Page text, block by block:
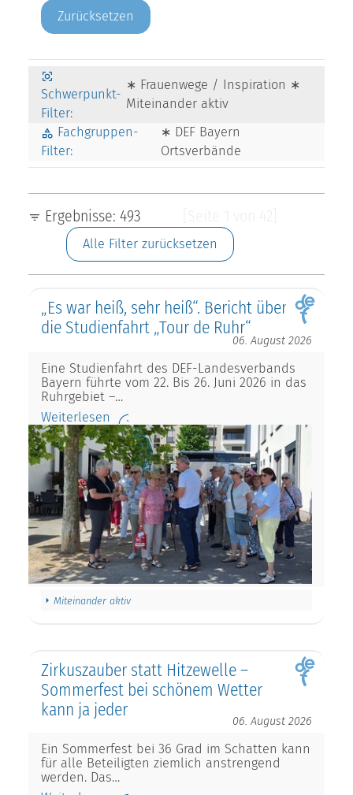
Zurücksetzen
Schwerpunkt-
Filter:
∗ Frauenwege / Inspiration ∗
Miteinander aktiv
Fachgruppen-
Filter:
∗ DEF Bayern
Ortsverbände
Ergebnisse: 493
Alle Filter zurücksetzen
„Es war heiß, sehr heiß“. Bericht über
die Studienfahrt „Tour de Ruhr“
06. August 2026
Eine Studienfahrt des DEF-Landesverbands
Bayern führte vom 22. Bis 26. Juni 2026 in das
Ruhrgebiet –…
Weiterlesen
Miteinander aktiv
Zirkuszauber statt Hitzewelle –
Sommerfest bei schönem Wetter
kann ja jeder
06. August 2026
Ein Sommerfest bei 36 Grad im Schatten kann
für alle Beteiligten ziemlich anstrengend
werden. Das…